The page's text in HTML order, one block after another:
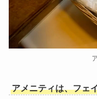
アメニティは、フェ